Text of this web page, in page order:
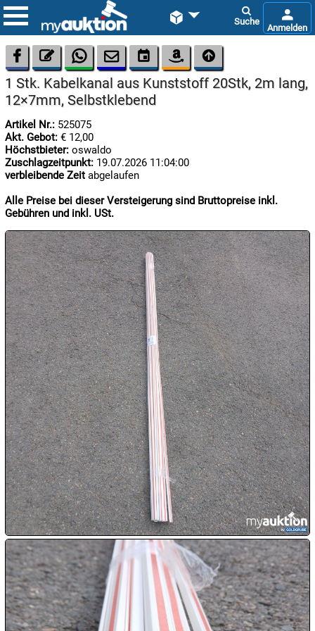
 
09.08:
Chips
Blitzaktion

09.08:

09.08:

09.08:

10.08:

10.08:

10.08:

      
1 Stk. Kabelkanal aus Kunststoff 20Stk, 2m lang,
12×7mm, Selbstklebend
Artikel Nr.: 525075
Akt. Gebot: € 12,00
Höchstbieter: oswaldo
Zuschlagzeitpunkt: 19.07.2026 11:04:00
verbleibende Zeit abgelaufen
Alle Preise bei dieser Versteigerung sind Bruttopreise inkl.
Gebühren und inkl. USt.